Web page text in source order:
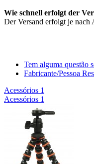
Wie schnell erfolgt der
Der Versand erfolgt je nach
Tem alguma questão
Fabricante/Pessoa
Acessórios 1
Acessórios 1